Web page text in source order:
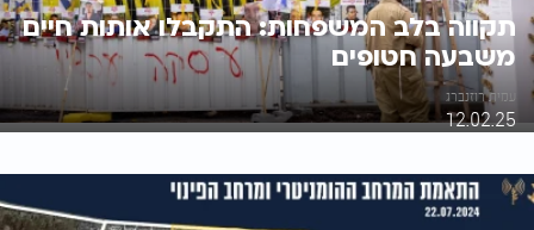
תקווה בלב המשפחות: התקבלו אותות חיים
משבעה חטופים
עמית רוזנברג
12.02.25